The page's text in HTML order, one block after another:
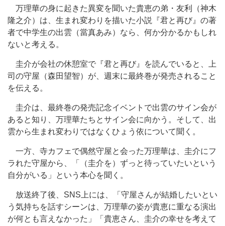
万理華の身に起きた異変を聞いた貴恵の弟・友利（神木
隆之介）は、生まれ変わりを描いた小説『君と再び』の著
者で中学生の出雲（當真あみ）なら、何か分かるかもしれ
ないと考える。
圭介が会社の休憩室で『君と再び』を読んでいると、上
司の守屋（森田望智）が、週末に最終巻が発売されること
を伝える。
圭介は、最終巻の発売記念イベントで出雲のサイン会が
あると知り、万理華たちとサイン会に向かう。そして、出
雲から生まれ変わりではなくひょう依について聞く。
一方、寺カフェで偶然守屋と会った万理華は、圭介にフ
ラれた守屋から、「（圭介を）ずっと待っていたいという
自分がいる」という本心を聞く。
放送終了後、SNS上には、「守屋さんが結婚したいとい
う気持ちを話すシーンは、万理華の姿が貴恵に重なる演出
が何とも言えなかった」「貴恵さん、圭介の幸せを考えて